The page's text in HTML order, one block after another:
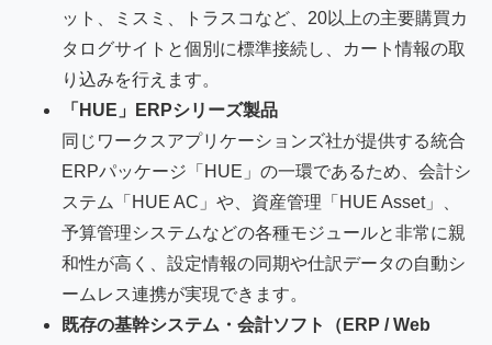
ット、ミスミ、トラスコなど、20以上の主要購買カ
タログサイトと個別に標準接続し、カート情報の取
り込みを行えます。
「HUE」ERPシリーズ製品
同じワークスアプリケーションズ社が提供する統合
ERPパッケージ「HUE」の一環であるため、会計シ
ステム「HUE AC」や、資産管理「HUE Asset」、
予算管理システムなどの各種モジュールと非常に親
和性が高く、設定情報の同期や仕訳データの自動シ
ームレス連携が実現できます。
既存の基幹システム・会計ソフト（ERP / Web